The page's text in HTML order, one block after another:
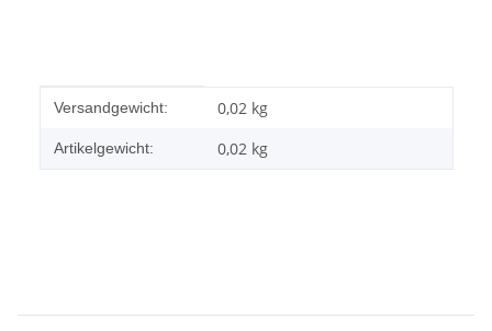
Produkteigenschaft
Wert
Versandgewicht: 0,02 kg
Artikelgewicht: 0,02 kg